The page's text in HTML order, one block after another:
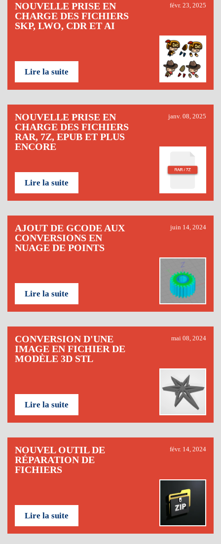
NOUVELLE PRISE EN
CHARGE DES FICHIERS
SKP, LWO, CDR ET AI
févr. 23, 2025
Lire la suite
NOUVELLE PRISE EN
CHARGE DES FICHIERS
RAR, 7Z, EPUB ET PLUS
ENCORE
janv. 08, 2025
Lire la suite
AJOUT DE GCODE AUX
CONVERSIONS EN
NUAGE DE POINTS
juin 14, 2024
Lire la suite
CONVERSION D'UNE
IMAGE EN FICHIER DE
MODÈLE 3D STL
mai 08, 2024
Lire la suite
NOUVEL OUTIL DE
RÉPARATION DE
FICHIERS
févr. 14, 2024
Lire la suite